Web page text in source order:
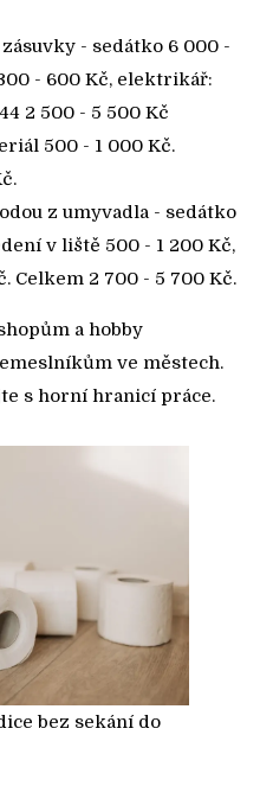
- sedátko 6 000 -
- 600 Kč, elektrikář:
2 500 - 5 500 Kč
500 - 1 000 Kč.
z umyvadla - sedátko
v liště 500 - 1 200 Kč,
Celkem 2 700 - 5 700 Kč.
a hobby
ve městech.
s horní hranicí práce.
bez sekání do